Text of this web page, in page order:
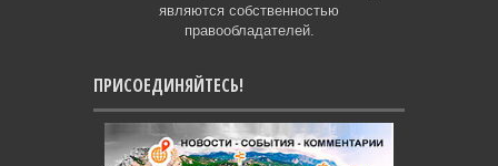
являются собственностью
правообладателей.
ПРИСОЕДИНЯЙТЕСЬ!